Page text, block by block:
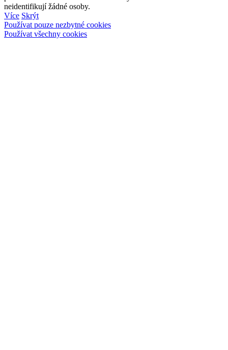
neidentifikují žádné osoby.
Více Skrýt
Používat pouze nezbytné cookies
Používat všechny cookies